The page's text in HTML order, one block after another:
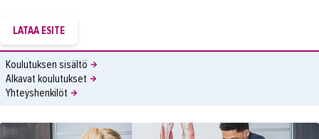
YHTEYSTIEDOT
IN ENGLISH
Koulutuksen sisältö
Alkavat koulutukset
Yhteyshenkilöt